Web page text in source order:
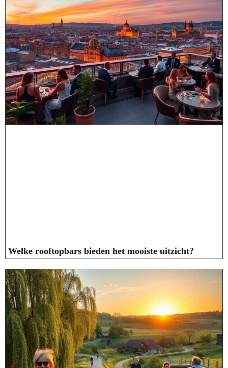
Welke rooftopbars bieden het mooiste uitzicht?